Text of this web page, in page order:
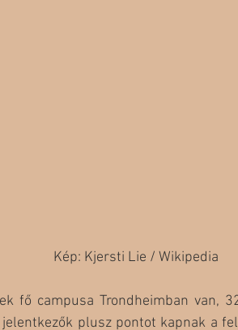
Kép: Kjersti Lie / Wikipedia
fő campusa Trondheimban van,
plusz pontot kapnak a